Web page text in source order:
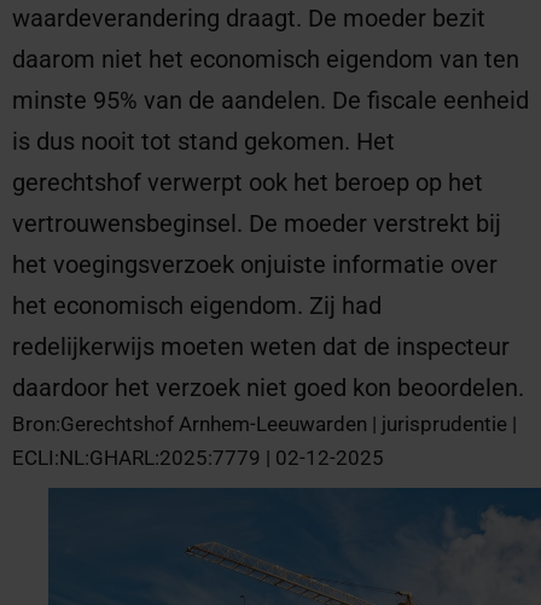
waardeverandering draagt. De moeder bezit
daarom niet het economisch eigendom van ten
minste 95% van de aandelen. De fiscale eenheid
is dus nooit tot stand gekomen. Het
gerechtshof verwerpt ook het beroep op het
vertrouwensbeginsel. De moeder verstrekt bij
het voegingsverzoek onjuiste informatie over
het economisch eigendom. Zij had
redelijkerwijs moeten weten dat de inspecteur
daardoor het verzoek niet goed kon beoordelen.
Bron:Gerechtshof Arnhem-Leeuwarden | jurisprudentie |
ECLI:NL:GHARL:2025:7779 | 02-12-2025